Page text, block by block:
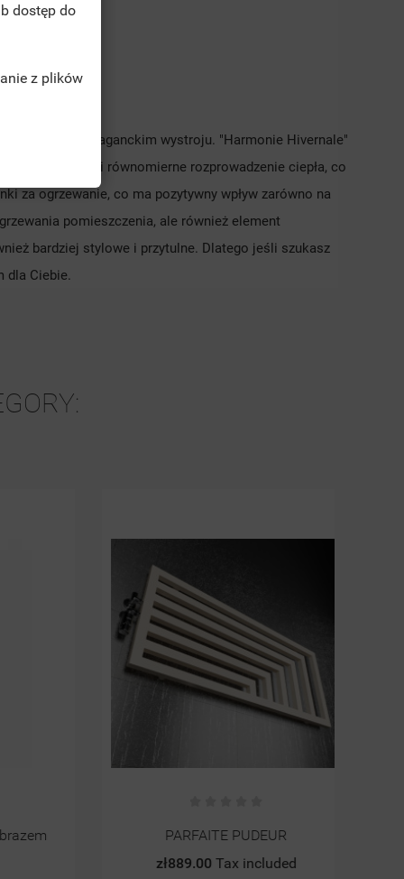
ekstrawaganckim wystroju. "Harmonie Hivernale"
szybkie i równomierne rozprowadzenie ciepła, co
za ogrzewanie, co ma pozytywny wpływ zarówno na
pomieszczenia, ale również element
bardziej stylowe i przytulne. Dlatego jeśli szukasz
dla Ciebie.
PARFAITE PUDEUR
zł889.00Tax included
dostęp do
z plików